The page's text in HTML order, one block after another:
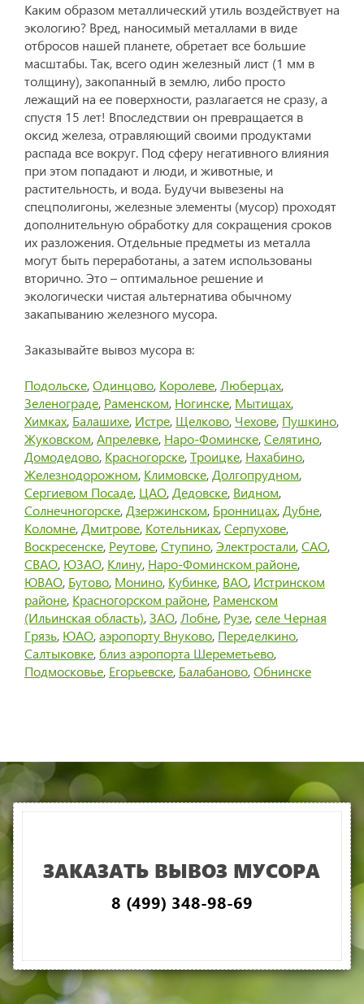
Каким образом металлический утиль воздействует на
экологию? Вред, наносимый металлами в виде
отбросов нашей планете, обретает все большие
масштабы. Так, всего один железный лист (1 мм в
толщину), закопанный в землю, либо просто
лежащий на ее поверхности, разлагается не сразу, а
спустя 15 лет! Впоследствии он превращается в
оксид железа, отравляющий своими продуктами
распада все вокруг. Под сферу негативного влияния
при этом попадают и люди, и животные, и
растительность, и вода. Будучи вывезены на
спецполигоны, железные элементы (мусор) проходят
дополнительную обработку для сокращения сроков
их разложения. Отдельные предметы из металла
могут быть переработаны, а затем использованы
вторично. Это – оптимальное решение и
экологически чистая альтернатива обычному
закапыванию железного мусора.
Заказывайте вывоз мусора в:
Подольске,Одинцово, Королеве,Люберцах,
Зеленограде, Раменском, Ногинске, Мытищах,
Химках, Балашихе, Истре, Щелково, Чехове, Пушкино,
Жуковском,Апрелевке, Наро-Фоминске,Селятино,
Домодедово, Красногорске,Троицке, Нахабино,
Железнодорожном, Климовске,Долгопрудном,
Сергиевом Посаде, ЦАО,Дедовске, Видном,
Солнечногорске,Дзержинском, Бронницах,Дубне,
Коломне,Дмитрове, Котельниках,Серпухове,
Воскресенске, Реутове,Ступино,Электростали,САО,
СВАО, ЮЗАО, Клину, Наро-Фоминском районе,
ЮВАО, Бутово, Монино, Кубинке, ВАО, Истринском
районе, Красногорском районе, Раменском
(Ильинская область),ЗАО,Лобне, Рузе,селе Черная
Грязь, ЮАО,аэропорту Внуково, Переделкино,
Салтыковке, близ аэропорта Шереметьево,
Подмосковье, Егорьевске, Балабаново,Обнинске
ЗАКАЗАТЬ ВЫВОЗ МУСОРА
8 (499) 348-98-69